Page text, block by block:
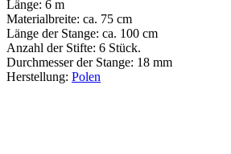
Länge: 6 m
Materialbreite: ca. 75 cm
Länge der Stange: ca. 100 cm
Anzahl der Stifte: 6 Stück.
Durchmesser der Stange: 18 mm
Herstellung: Polen